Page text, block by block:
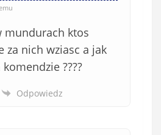
mundurach ktos
za nich wziasc a jak
????
Odpowiedz